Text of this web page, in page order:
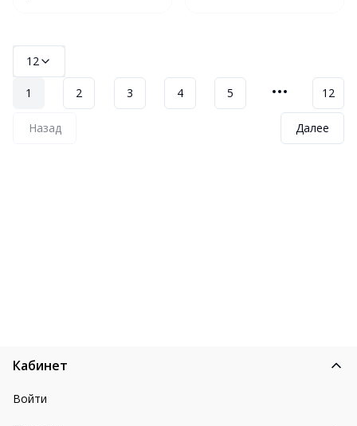
12
Назад
1 2 3 4 5 12
Далее
Кабинет
Войти